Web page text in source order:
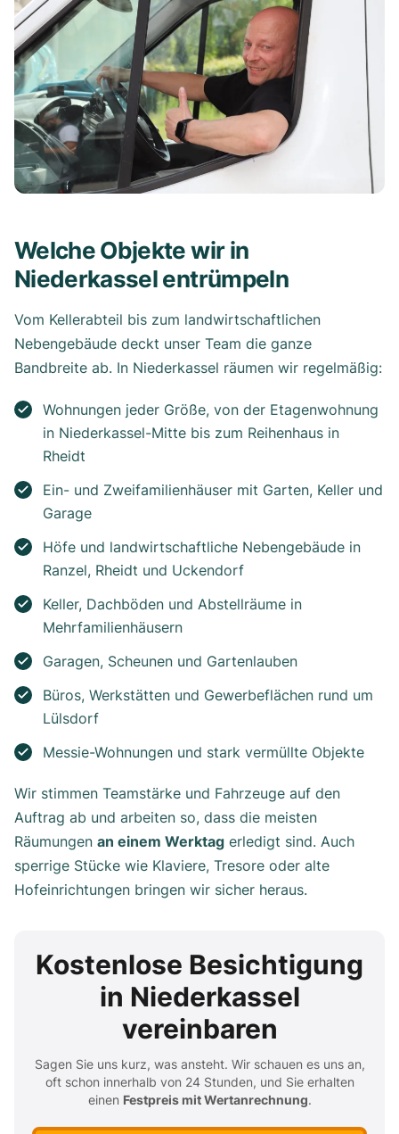
Welche Objekte wir in
Niederkassel entrümpeln
Vom Kellerabteil bis zum landwirtschaftlichen
Nebengebäude deckt unser Team die ganze
Bandbreite ab. In Niederkassel räumen wir regelmäßig:
Wohnungen jeder Größe, von der Etagenwohnung
in Niederkassel-Mitte bis zum Reihenhaus in
Rheidt
Ein- und Zweifamilienhäuser mit Garten, Keller und
Garage
Höfe und landwirtschaftliche Nebengebäude in
Ranzel, Rheidt und Uckendorf
Keller, Dachböden und Abstellräume in
Mehrfamilienhäusern
Garagen, Scheunen und Gartenlauben
Büros, Werkstätten und Gewerbeflächen rund um
Lülsdorf
Messie-Wohnungen und stark vermüllte Objekte
Wir stimmen Teamstärke und Fahrzeuge auf den
Auftrag ab und arbeiten so, dass die meisten
Räumungen an einem Werktag erledigt sind. Auch
sperrige Stücke wie Klaviere, Tresore oder alte
Hofeinrichtungen bringen wir sicher heraus.
Kostenlose Besichtigung
in Niederkassel
vereinbaren
Sagen Sie uns kurz, was ansteht. Wir schauen es uns an,
oft schon innerhalb von 24 Stunden, und Sie erhalten
einen Festpreis mit Wertanrechnung.